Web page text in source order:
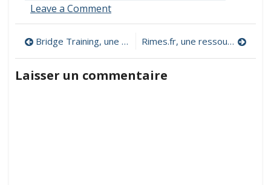
Leave a Commenton
fais-
tu
»
Navigation
de
l’article
Bridge Training, une application pour s’entrainer au petit-bridge Rimes.fr, une ressource documentaire et pédagogique dédiée à la poésie
Laisser un commentaire